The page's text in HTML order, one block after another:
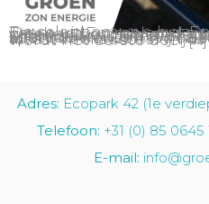
De solar boot van het Emelwerda Young Solar Team uit Emmeloord gaat het komend weekend opnemen tegen andere zonneboten tijdens The Ultimate Solar Boat Challenge. De solarboaten zullen in 2 weekenden de Elfstedenroute in Friesland afleggen. Als sponsor wensen wij het Emelwerda-team alvast veel succes! Vrijdag 10 en zaterdag 11 juni wordt het eerste deel […]
Adres: Ecopark 42 (1e
Telefoon: +31 (0) 85 0645
E-mail: